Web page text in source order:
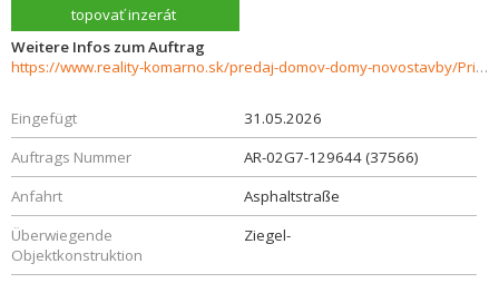
topovať inzerát
Weitere Infos zum Auftrag
https://www.reality-komarno.sk/predaj-domov-domy-novostavby/Priestranny-rodinny-dom-v-malebnej-obci-Kamenin-37566/?utm_source=areality&utm_medium=xml&utm_term=37566&utm_content=dom&utm_campaign=portaly
Eingefügt
31.05.2026
Auftrags Nummer
AR-02G7-129644 (37566)
Anfahrt
Asphaltstraße
Überwiegende
Objektkonstruktion
Ziegel-